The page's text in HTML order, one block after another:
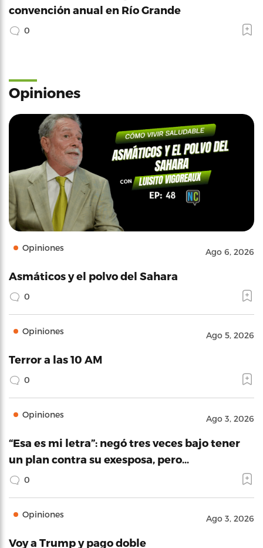
convención anual en Río Grande
0
Opiniones
Opiniones Ago 6, 2026
Asmáticos y el polvo del Sahara
0
Opiniones Ago 5, 2026
Terror a las 10 AM
0
Opiniones Ago 3, 2026
“Esa es mi letra”: negó tres veces bajo tener
un plan contra su exesposa, pero…
0
Opiniones Ago 3, 2026
Voy a Trump y pago doble